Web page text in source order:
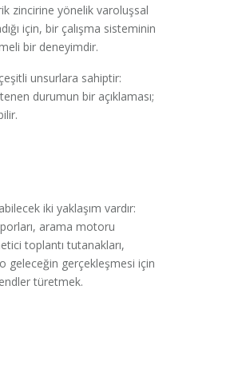
zincirine yönelik varoluşsal
için, bir çalışma sisteminin
bir deneyimdir.
unsurlara sahiptir:
durumun bir açıklaması;
iki yaklaşım vardır:
arama motoru
toplantı tutanakları,
geleceğin gerçekleşmesi için
türetmek.